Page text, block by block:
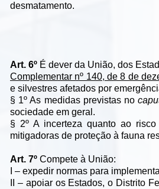
desmatamento.
Art. 6º É dever da União, dos
Complementar nº 140, de 8 de
e silvestres afetados por
§ 1º As medidas previstas no
sociedade em geral.
§ 2º A incerteza quanto ao
mitigadoras de proteção à fauna
Art. 7º Compete à União:
I – expedir normas para
II – apoiar os Estados, o Distrito